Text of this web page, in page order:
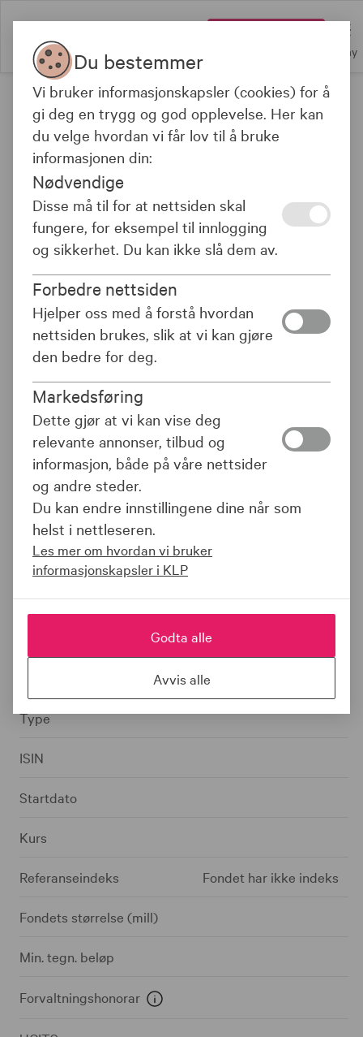
Meny
Siden inneholder markedsføring
Avkastning 3 år Risiko
-
OM FONDET
KLP Kort Stat er et aktivt forvaltet likviditetsfond som
investerer i norske rentebærende statspapirer med
kredittrisiko.
DOKUMENTER
FONDETS UTVIKLING
Type
ISIN
Startdato
Kurs
Referanseindeks Fondet har ikke indeks
Fondets størrelse (mill)
Min. tegn. beløp
Forvaltningshonorar
Du bestemmer
Vi bruker informasjonskapsler (cookies) for å
gi deg en trygg og god opplevelse. Her kan
du velge hvordan vi får lov til å bruke
informasjonen din:
Nødvendige
Disse må til for at nettsiden skal
fungere, for eksempel til innlogging
og sikkerhet. Du kan ikke slå dem av.
Forbedre nettsiden
Hjelper oss med å forstå hvordan
nettsiden brukes, slik at vi kan gjøre
den bedre for deg.
Markedsføring
Dette gjør at vi kan vise deg
relevante annonser, tilbud og
informasjon, både på våre nettsider
og andre steder.
Du kan endre innstillingene dine når som
helst i nettleseren.
Les mer om hvordan vi bruker
informasjonskapsler i KLP
Godta alle
Avvis alle